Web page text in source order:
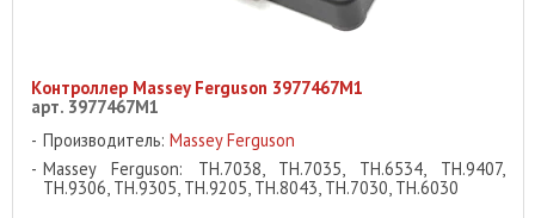
Контроллер Massey Ferguson 3977467M1
арт. 3977467M1
Производитель: Massey Ferguson
Massey Ferguson: TH.7038, TH.7035, TH.6534, TH.9407,
TH.9306, TH.9305, TH.9205, TH.8043, TH.7030, TH.6030